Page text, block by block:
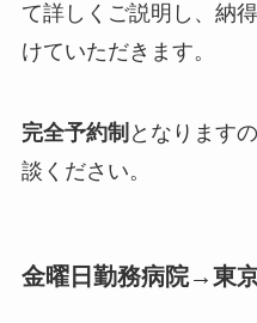
て詳しくご説明し、納
けていただきます。
完全予約制 となります
談ください。
金曜日勤務病院→東